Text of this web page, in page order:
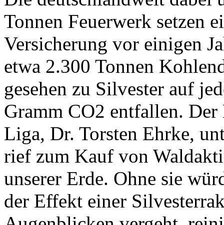
Tonnen Feuerwerk setzen
Versicherung vor einigen
etwa 2.300 Tonnen
gesehen zu Silvester auf
Gramm CO2 entfallen.
Liga, Dr. Torsten Ehrke,
rief zum Kauf von
unserer Erde. Ohne sie
der Effekt einer